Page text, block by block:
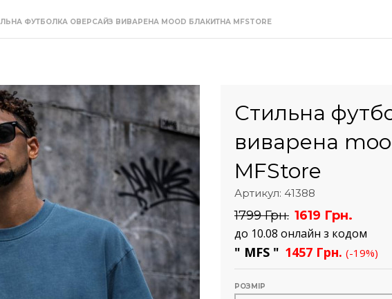
ФУТБОЛКА ОВЕРСАЙЗ ВИВАРЕНА MOOD БЛАКИТНА MFSTORE
Стильна
виварена
MFStore
Артикул: 41388
1799 Грн. 1619 Грн.
до 10.08 онлайн з кодом
" MFS " 1457 Грн. (-19%)
РОЗМІР